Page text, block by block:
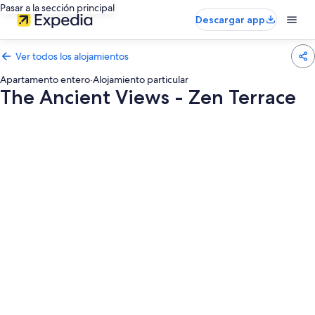
Pasar a la sección principal
Descargar app
Ver todos los alojamientos
Apartamento entero·Alojamiento particular
The Ancient Views - Zen Terrace